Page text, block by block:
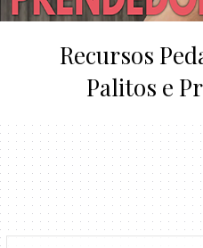
Recursos
Palitos e